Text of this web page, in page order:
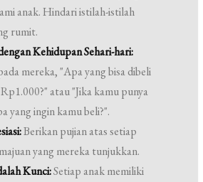
anak. Hindari istilah-istilah
rumit.
Kehidupan Sehari-hari:
mereka, "Apa yang bisa dibeli
atau "Jika kamu punya
yang ingin kamu beli?".
Berikan pujian atas setiap
yang mereka tunjukkan.
Kunci:Setiap anak memiliki